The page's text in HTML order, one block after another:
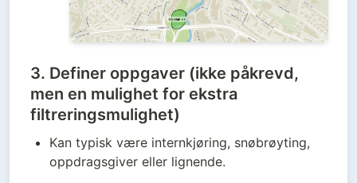
3. Definer oppgaver (ikke påkrevd,
men en mulighet for ekstra
filtreringsmulighet)
Kan typisk være internkjøring, snøbrøyting,
oppdragsgiver eller lignende.